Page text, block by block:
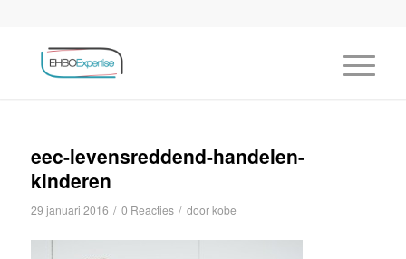
eec-levensreddend-handelen-
kinderen
29 januari 2016 / 0 Reacties / doorkobe